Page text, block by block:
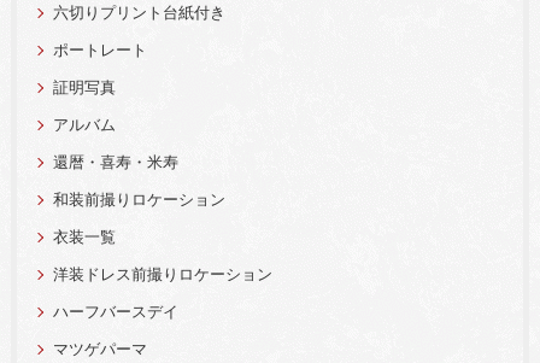
六切りプリント台紙付き
ポートレート
証明写真
アルバム
還暦・喜寿・米寿
和装前撮りロケーション
衣装一覧
洋装ドレス前撮りロケーション
ハーフバースデイ
マツゲパーマ